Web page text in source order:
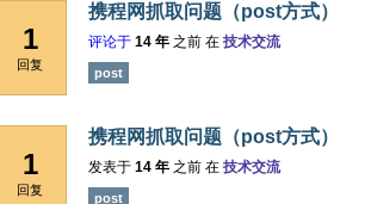
1
回复
携程网抓取问题（post方式）
评论于 14 年 之前 在 技术交流
post
1
回复
携程网抓取问题（post方式）
发表于 14 年 之前 在 技术交流
post